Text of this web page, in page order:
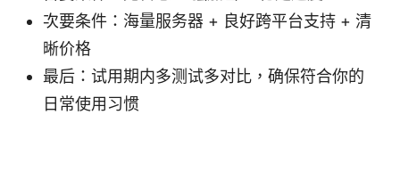
次要条件：海量服务器 + 良好跨平台支持 + 清
晰价格
最后：试用期内多测试多对比，确保符合你的
日常使用习惯